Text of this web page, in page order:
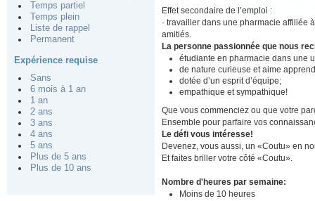
Temps partiel
Temps plein
Liste de rappel
Permanent
Expérience requise
Sans
6 mois à 1 an
1 an
2 ans
3 ans
4 ans
5 ans
Plus de 5 ans
Plus de 10 ans
Effet secondaire de l’emploi :
· travailler dans une pharmacie affiliée
amitiés.
La personne passionnée que nous
étudiante en pharmacie dans une
de nature curieuse et aime
dotée d’un esprit d’équipe;
empathique et sympathique!
Que vous commenciez ou que votre
Ensemble pour parfaire vos
Le défi vous intéresse!
Devenez, vous aussi, un «Coutu» en
Et faites briller votre côté «Coutu».
Nombre d'heures par semaine:
Moins de 10 heures